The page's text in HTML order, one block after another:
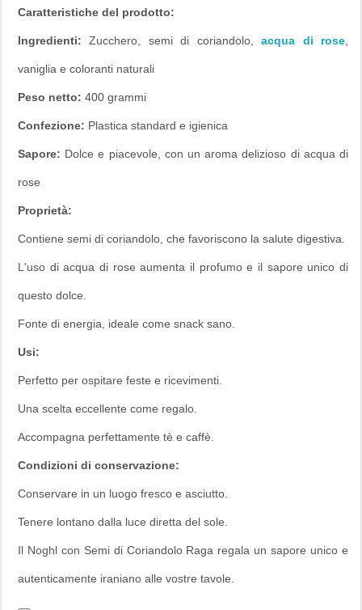
Caratteristiche del prodotto:
Ingredienti: Zucchero, semi di coriandolo,acqua di rose
vaniglia e coloranti naturali
Peso netto: 400 grammi
Confezione: Plastica standard e igienica
Sapore: Dolce e piacevole, con un aroma delizioso di acqua di
rose
Proprietà:
Contiene semi di coriandolo, che favoriscono la salute digestiva.
L'uso di acqua di rose aumenta il profumo e il sapore unico di
questo dolce.
Fonte di energia, ideale come snack sano.
Usi:
Perfetto per ospitare feste e ricevimenti.
Una scelta eccellente come regalo.
Accompagna perfettamente tè e caffè.
Condizioni di conservazione:
Conservare in un luogo fresco e asciutto.
Tenere lontano dalla luce diretta del sole.
Il Noghl con Semi di Coriandolo Raga regala un sapore unico e
autenticamente iraniano alle vostre tavole.